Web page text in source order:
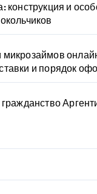
конструкция и
и порядок
гражданство